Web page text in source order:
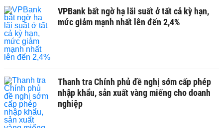
VPBank bất ngờ hạ lãi suất ở tất cả kỳ hạn,
mức giảm mạnh nhất lên đến 2,4%
Thanh tra Chính phủ đề nghị sớm cấp phép
nhập khẩu, sản xuất vàng miếng cho doanh
nghiệp